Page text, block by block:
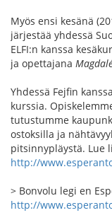
Myös ensi kesänä
järjestää yhdessä
ELFI:n kanssa
ja opettajana
Yhdessä Fejfin
kurssia.
tutustumme
ostoksilla ja
pitsinnypläystä. Lue
http://
> Bonvolu legi en
http://